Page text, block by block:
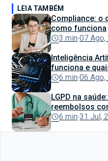
LEIA TAMBÉM
Compliance: o
como funciona
schedule3 min 07 Ago,
Inteligência
funciona e
schedule6 min 06 Ago,
LGPD na
reembolsos
schedule6 min 31 Jul,